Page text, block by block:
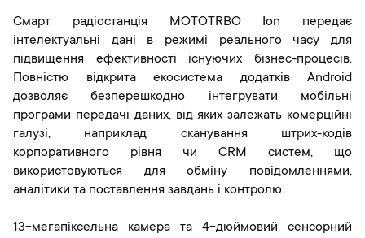
Смарт радіостанція MOTOTRBO Ion передає
інтелектуальні дані в режимі реального часу для
підвищення ефективності існуючих бізнес-процесів.
Повністю відкрита екосистема додатків Android
дозволяє безперешкодно інтегрувати мобільні
програми передачі даних, від яких залежать комерційні
галузі, наприклад сканування штрих-кодів
корпоративного рівня чи CRM систем, що
використовуються для обміну повідомленнями,
аналітики та поставлення завдань і контролю.
13-мегапіксельна камера та 4-дюймовий сенсорний